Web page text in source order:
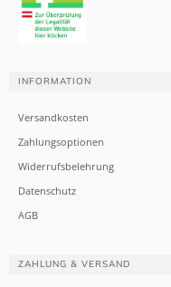
INFORMATION
Versandkosten
Zahlungsoptionen
Widerrufsbelehrung
Datenschutz
AGB
ZAHLUNG & VERSAND